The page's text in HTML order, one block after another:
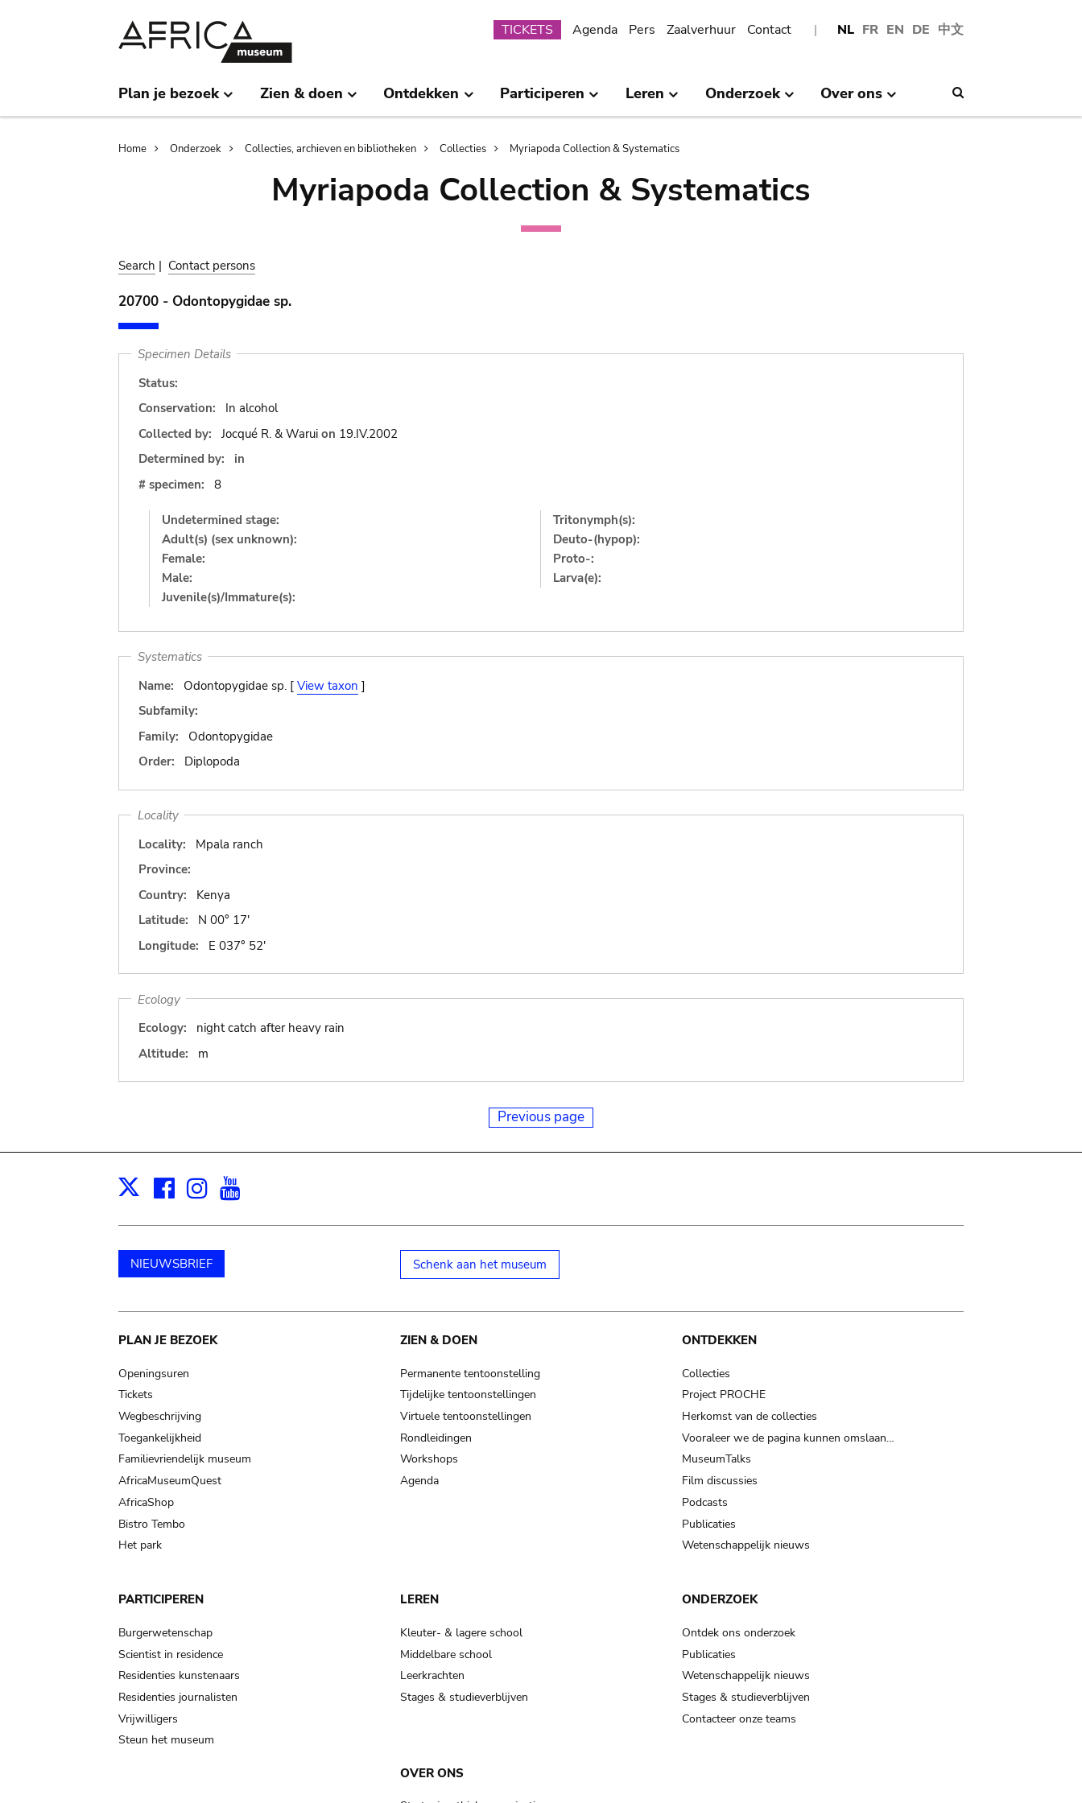
NL FR EN DE 中文
Submenu
TICKETS Agenda Pers Zaalverhuur Contact
Plan je bezoek Zien & doen Ontdekken Participeren Leren Onderzoek Over ons
Breadcrumb
Home Onderzoek Collecties, archieven en bibliotheken Collecties Myriapoda Collection & Systematics
Myriapoda Collection & Systematics
Search | Contact persons
20700 - Odontopygidae sp.
Specimen Details
Status:
Conservation:
In alcohol
Collected by:
Jocqué R. & Warui on 19.IV.2002
Determined by:
in
# specimen:
8
Undetermined stage:
Adult(s) (sex unknown):
Female:
Male:
Juvenile(s)/Immature(s):
Tritonymph(s):
Deuto-(hypop):
Proto-:
Larva(e):
Systematics
Name:
Odontopygidae sp. [ View taxon ]
Subfamily:
Family:
Odontopygidae
Order:
Diplopoda
Locality
Locality:
Mpala ranch
Province:
Country:
Kenya
Latitude:
N 00° 17'
Longitude:
E 037° 52'
Ecology
Ecology:
night catch after heavy rain
Altitude:
m
Previous page
X Facebook
Instagram
NIEUWSBRIEF Schenk aan het museum
Main
navigation
PLAN JE BEZOEK
Openingsuren
Tickets
Wegbeschrijving
Toegankelijkheid
Familievriendelijk museum
AfricaMuseumQuest
AfricaShop
Bistro Tembo
Het park
ZIEN & DOEN
Permanente tentoonstelling
Tijdelijke tentoonstellingen
Virtuele tentoonstellingen
Rondleidingen
Workshops
Agenda
ONTDEKKEN
Collecties
Project PROCHE
Herkomst van de collecties
Vooraleer we de pagina kunnen omslaan…
MuseumTalks
Film discussies
Podcasts
Publicaties
Wetenschappelijk nieuws
PARTICIPEREN
Burgerwetenschap
Scientist in residence
Residenties kunstenaars
Residenties journalisten
Vrijwilligers
Steun het museum
LEREN
Kleuter- & lagere school
Middelbare school
Leerkrachten
Stages & studieverblijven
ONDERZOEK
Ontdek ons onderzoek
Publicaties
Wetenschappelijk nieuws
Stages & studieverblijven
Contacteer onze teams
OVER ONS